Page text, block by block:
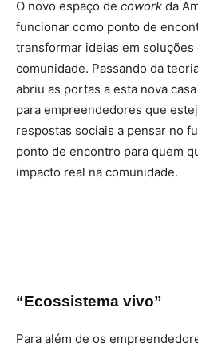
O novo espaço de cowork da
funcionar como ponto de
transformar ideias em soluções
comunidade. Passando da
abriu as portas a esta nova
para empreendedores que
respostas sociais a pensar no
ponto de encontro para quem
impacto real na comunidade.
“Ecossistema vivo”
Para além de os